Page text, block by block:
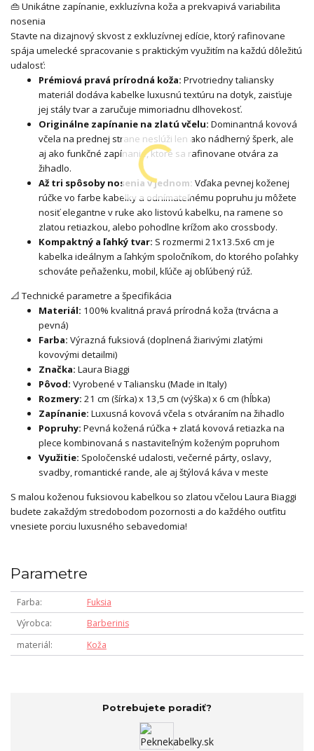
👜 Unikátne zapínanie, exkluzívna koža a prekvapivá variabilita
nosenia
Stavte na dizajnový skvost z exkluzívnej edície, ktorý rafinovane
spája umelecké spracovanie s praktickým využitím na každú dôležitú
udalosť:
Prémiová pravá prírodná koža: Prvotriedny taliansky
materiál dodáva kabelke luxusnú textúru na dotyk, zaisťuje
jej stály tvar a zaručuje mimoriadnu dlhovekosť.
Originálne zapínanie na zlatú včelu: Dominantná kovová
včela na prednej strane neslúži len ako nádherný šperk, ale
aj ako funkčné zapínanie, ktoré sa rafinovane otvára za
žihadlo.
Až tri spôsoby nosenia v jednom: Vďaka pevnej koženej
rúčke vo farbe kabelky a odnímateľnému popruhu ju môžete
nosiť elegantne v ruke ako listovú kabelku, na ramene so
zlatou retiazkou, alebo pohodlne krížom ako crossbody.
Kompaktný a ľahký tvar: S rozmermi 21x13.5x6 cm je
kabelka ideálnym a ľahkým spoločníkom, do ktorého poľahky
schováte peňaženku, mobil, kľúče aj obľúbený rúž.
📐 Technické parametre a špecifikácia
Materiál: 100% kvalitná pravá prírodná koža (trvácna a
pevná)
Farba: Výrazná fuksiová (doplnená žiarivými zlatými
kovovými detailmi)
Značka: Laura Biaggi
Pôvod: Vyrobené v Taliansku (Made in Italy)
Rozmery: 21 cm (šírka) x 13,5 cm (výška) x 6 cm (hĺbka)
Zapínanie: Luxusná kovová včela s otváraním na žihadlo
Popruhy: Pevná kožená rúčka + zlatá kovová retiazka na
plece kombinovaná s nastaviteľným koženým popruhom
Využitie: Spoločenské udalosti, večerné párty, oslavy,
svadby, romantické rande, ale aj štýlová káva v meste
S malou koženou fuksiovou kabelkou so zlatou včelou Laura Biaggi
budete zakaždým stredobodom pozornosti a do každého outfitu
vnesiete porciu luxusného sebavedomia!
Parametre
Farba
Fuksia
Výrobca
Barberinis
materiál
Koža
Potrebujete poradiť?